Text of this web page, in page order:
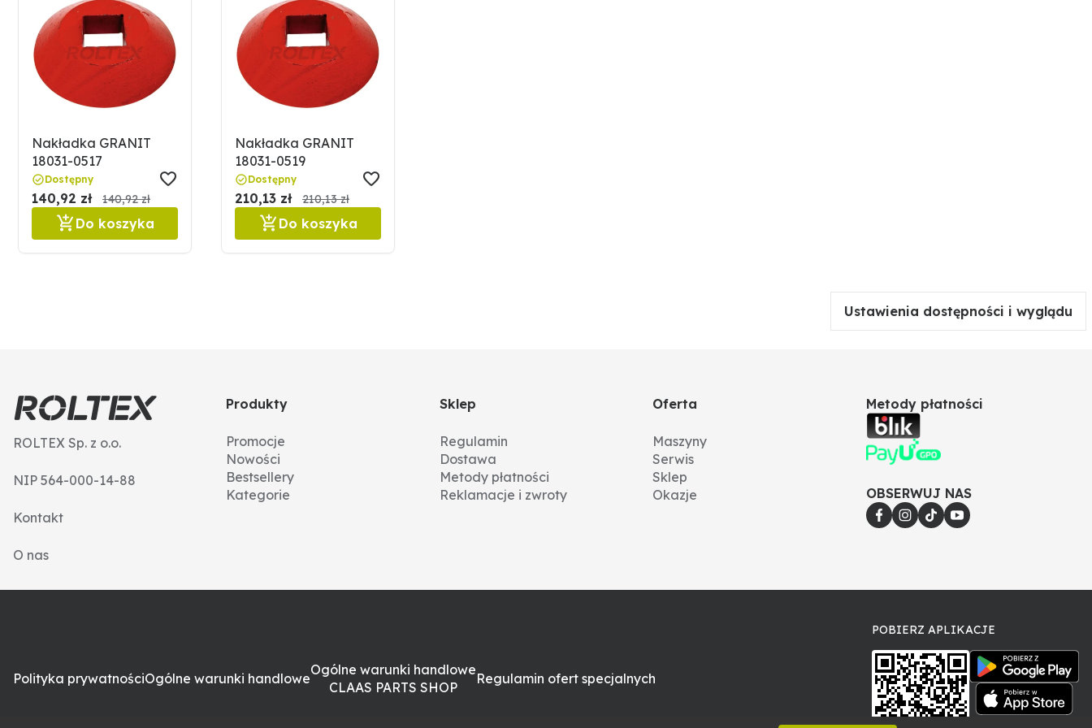
Nakładka GRANIT
18031-0517
Dostępny
140,92 zł 140,92 zł
Do koszyka
Nakładka GRANIT
18031-0519
Dostępny
210,13 zł 210,13 zł
Do koszyka
Ustawienia dostępności i wyglądu
ROLTEX Sp. z o.o.
NIP 564-000-14-88
Kontakt
O nas
Produkty
Promocje
Nowości
Bestsellery
Kategorie
Sklep
Regulamin
Dostawa
Metody płatności
Reklamacje i zwroty
Oferta
Maszyny
Serwis
Sklep
Okazje
Metody płatności
OBSERWUJ NAS
Polityka prywatnościOgólne warunki handlowe
Ogólne warunki handlowe
CLAAS PARTS SHOP
Regulamin ofert specjalnych
POBIERZ APLIKACJE